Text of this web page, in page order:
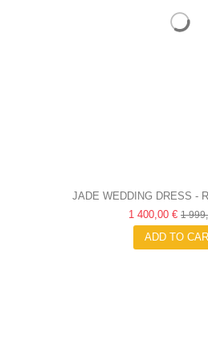
JADE WEDDING DRESS -
1 400,00 € 1
ADD TO